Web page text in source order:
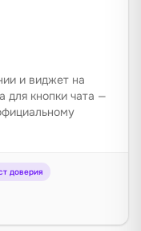
и виджет на
для кнопки чата —
доверия